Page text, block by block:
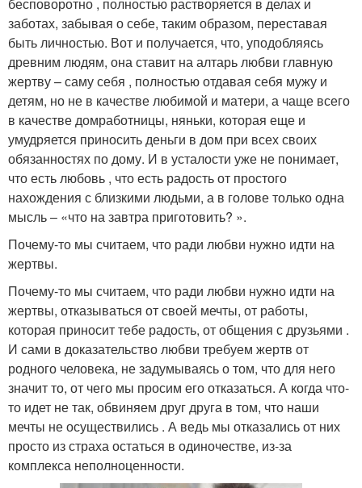
заботах, забывая о себе, таким образом, переставая
быть личностью. Вот и получается, что, уподобляясь
древним людям, она ставит на алтарь любви главную
жертву – саму себя , полностью отдавая себя мужу и
детям, но не в качестве любимой и матери, а чаще всего
в качестве домработницы, няньки, которая еще и
умудряется приносить деньги в дом при всех своих
обязанностях по дому. И в усталости уже не понимает,
что есть любовь , что есть радость от простого
нахождения с близкими людьми, а в голове только одна
мысль – «что на завтра приготовить? ».
Почему-то мы считаем, что ради любви нужно идти на
жертвы.
Почему-то мы считаем, что ради любви нужно идти на
жертвы, отказываться от своей мечты, от работы,
которая приносит тебе радость, от общения с друзьями .
И сами в доказательство любви требуем жертв от
родного человека, не задумываясь о том, что для него
значит то, от чего мы просим его отказаться. А когда что-
то идет не так, обвиняем друг друга в том, что наши
мечты не осуществились . А ведь мы отказались от них
просто из страха остаться в одиночестве, из-за
комплекса неполноценности.